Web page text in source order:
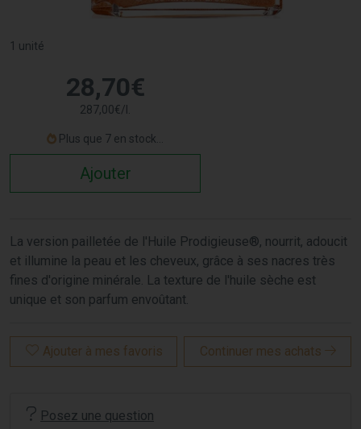
1 unité
28,70€
287,00€/l.
Plus que 7 en stock...
Ajouter
La version pailletée de l'Huile Prodigieuse®, nourrit, adoucit
et illumine la peau et les cheveux, grâce à ses nacres très
fines d'origine minérale. La texture de l'huile sèche est
unique et son parfum envoûtant.
Ajouter à mes favoris Continuer mes achats
Posez une question